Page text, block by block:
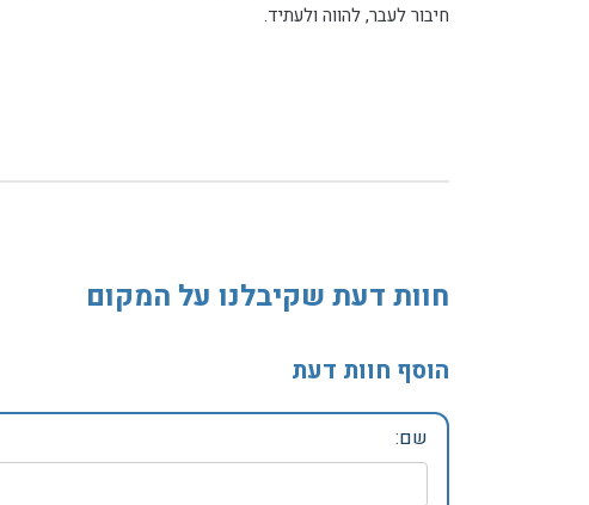
חיבור לעבר, להווה ולעתיד.
חוות דעת שקיבלנו על המקום
הוסף חוות דעת
שם: